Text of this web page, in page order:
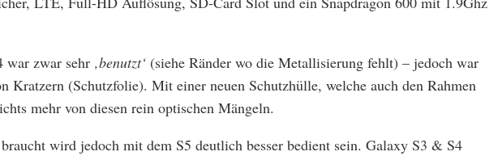
war zwar sehr ‚benutzt‘ (siehe Ränder wo die Metallisierung fehlt) – jedoch war
Kratzern (Schutzfolie). Mit einer neuen Schutzhülle, welche auch den Rahmen
mehr von diesen rein optischen Mängeln.
wird jedoch mit dem S5 deutlich besser bedient sein. Galaxy S3 & S4